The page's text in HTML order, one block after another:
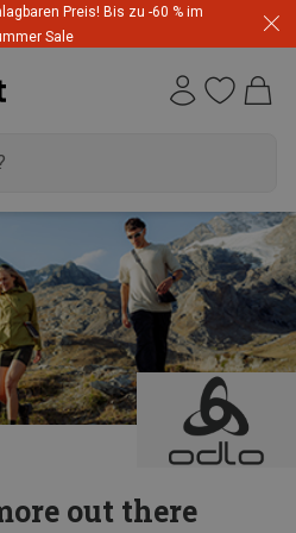
Preis! Bis zu -60 % im
Sale
out there